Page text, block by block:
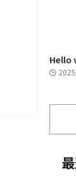
Hello